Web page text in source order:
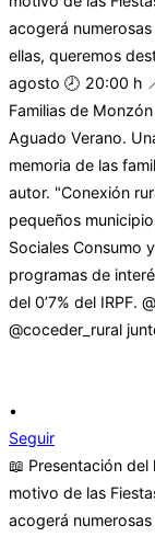
•
Seguir
📖 Presentación
motivo de las
acogerá